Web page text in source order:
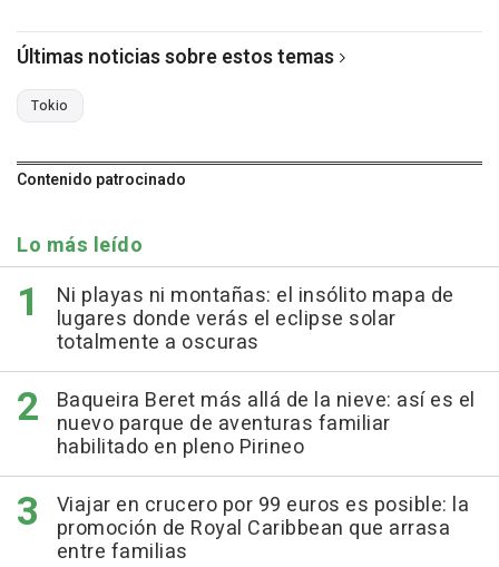
Últimas noticias sobre estos temas
Tokio
Contenido patrocinado
Lo más leído
Ni playas ni montañas: el insólito mapa de
lugares donde verás el eclipse solar
totalmente a oscuras
Baqueira Beret más allá de la nieve: así es el
nuevo parque de aventuras familiar
habilitado en pleno Pirineo
Viajar en crucero por 99 euros es posible: la
promoción de Royal Caribbean que arrasa
entre familias